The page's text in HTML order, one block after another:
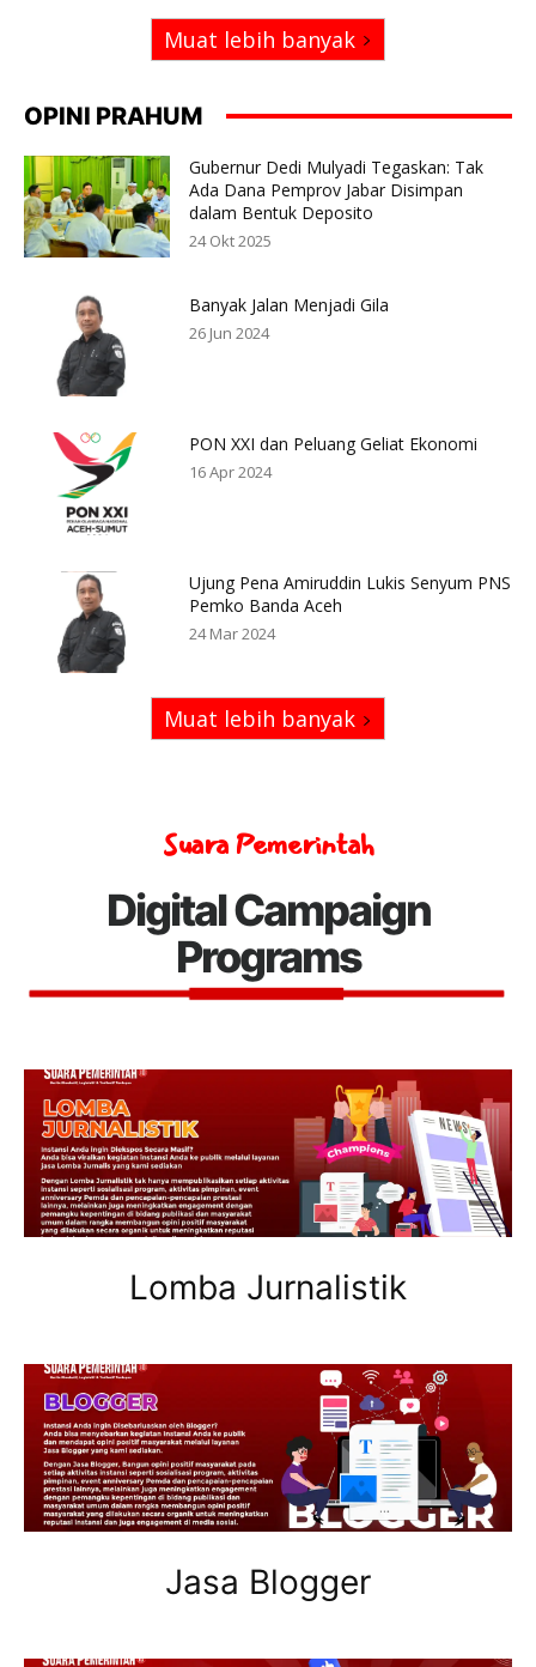
Muat lebih banyak
OPINI PRAHUM
Gubernur Dedi Mulyadi Tegaskan: Tak
Ada Dana Pemprov Jabar Disimpan
dalam Bentuk Deposito
24 Okt 2025
Banyak Jalan Menjadi Gila
26 Jun 2024
PON XXI dan Peluang Geliat Ekonomi
16 Apr 2024
Ujung Pena Amiruddin Lukis Senyum PNS
Pemko Banda Aceh
24 Mar 2024
Muat lebih banyak
Suara Pemerintah
Digital Campaign
Programs
Lomba Jurnalistik
Jasa Blogger